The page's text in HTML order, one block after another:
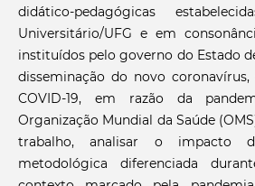
didático-pedagógicas
Universitário/UFG e em
instituídos pelo governo do Estado
disseminação do novo coronavírus,
COVID-19, em razão da
Organização Mundial da Saúde
trabalho, analisar o impacto
metodológica diferenciada